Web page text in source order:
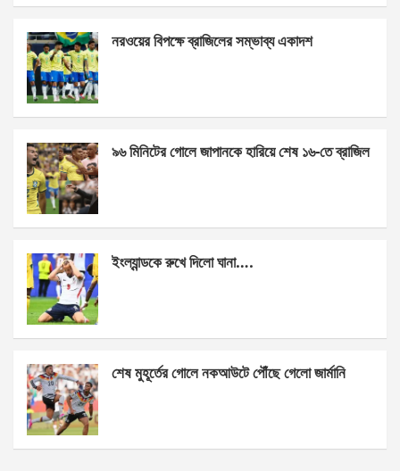
b
o
o
k
n
g
er
s
p
e
নরওয়ের বিপক্ষে ব্রাজিলের সম্ভাব্য একাদশ
৯৬ মিনিটের গোলে জাপানকে হারিয়ে শেষ ১৬-তে ব্রাজিল
ইংল্যান্ডকে রুখে দিলো ঘানা….
শেষ মুহূর্তের গোলে নকআউটে পৌঁছে গেলো জার্মানি